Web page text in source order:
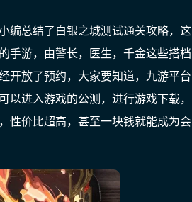
编总结了白银之城测试通关攻略，这
手游，由警长，医生，千金这些搭档
放了预约，大家要知道， 九游平台
进入游戏的公测，进行游戏下载，
性价比超高，甚至一块钱就能成为会